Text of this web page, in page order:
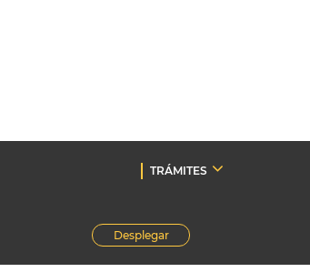
TRÁMITES
Desplegar